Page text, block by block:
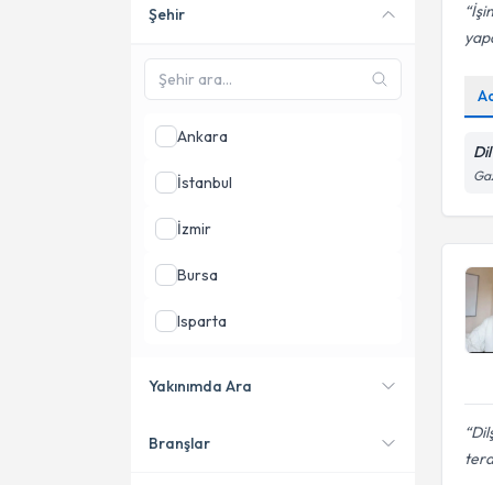
Online danışmanlık sunan
Şehir
Ankara
İstanbul
İzmir
Bursa
Isparta
Yakınımda Ara
Konumuma yakın uzmanları
Branşlar